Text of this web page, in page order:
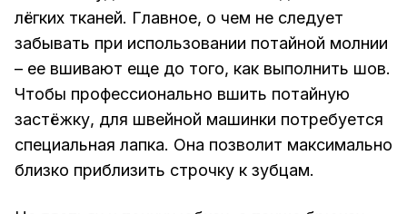
лёгких тканей. Главное, о чем не следует
забывать при использовании потайной молнии
– ее вшивают еще до того, как выполнить шов.
Чтобы профессионально вшить потайную
застёжку, для швейной машинки потребуется
специальная лапка. Она позволит максимально
близко приблизить строчку к зубцам.